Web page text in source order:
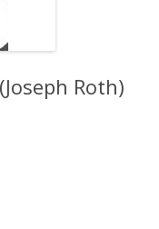
Roth)